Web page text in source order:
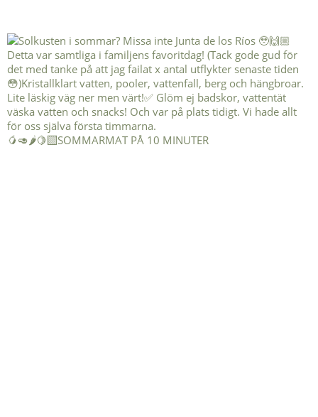
🥭🥑🌶️🍋‍🟩SOMMARMAT PÅ 10 MINUTER